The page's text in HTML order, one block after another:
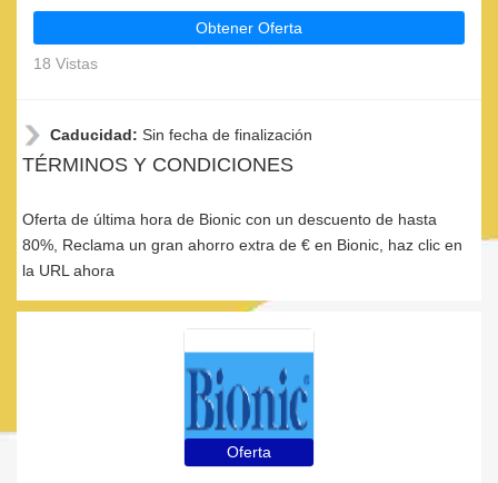
Obtener Oferta
18 Vistas
Caducidad: Sin fecha de finalización
TÉRMINOS Y CONDICIONES
Oferta de última hora de Bionic con un descuento de hasta
80%, Reclama un gran ahorro extra de € en Bionic, haz clic en
la URL ahora
Oferta